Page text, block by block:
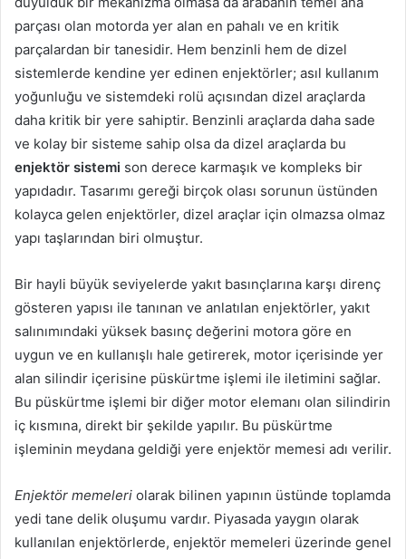
parçası olan motorda yer alan en pahalı ve en kritik
parçalardan bir tanesidir. Hem benzinli hem de dizel
sistemlerde kendine yer edinen enjektörler; asıl kullanım
yoğunluğu ve sistemdeki rolü açısından dizel araçlarda
daha kritik bir yere sahiptir. Benzinli araçlarda daha sade
ve kolay bir sisteme sahip olsa da dizel araçlarda bu
enjektör sistemi son derece karmaşık ve kompleks bir
yapıdadır. Tasarımı gereği birçok olası sorunun üstünden
kolayca gelen enjektörler, dizel araçlar için olmazsa olmaz
yapı taşlarından biri olmuştur.
Bir hayli büyük seviyelerde yakıt basınçlarına karşı direnç
gösteren yapısı ile tanınan ve anlatılan enjektörler, yakıt
salınımındaki yüksek basınç değerini motora göre en
uygun ve en kullanışlı hale getirerek, motor içerisinde yer
alan silindir içerisine püskürtme işlemi ile iletimini sağlar.
Bu püskürtme işlemi bir diğer motor elemanı olan silindirin
iç kısmına, direkt bir şekilde yapılır. Bu püskürtme
işleminin meydana geldiği yere enjektör memesi adı verilir.
Enjektör memeleri olarak bilinen yapının üstünde toplamda
yedi tane delik oluşumu vardır. Piyasada yaygın olarak
kullanılan enjektörlerde, enjektör memeleri üzerinde genel